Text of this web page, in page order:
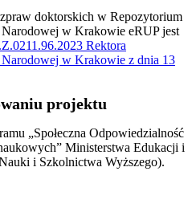
doktorskich w Repozytorium
w Krakowie eRUP jest
Rektora
w Krakowie z dnia 13
projektu
„Społeczna Odpowiedzialność
Ministerstwa Edukacji i
i Szkolnictwa Wyższego).